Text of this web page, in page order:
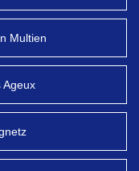
Multien
Ageux